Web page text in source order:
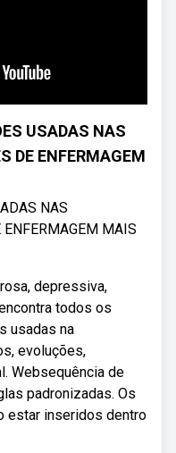
USADAS NAS
DE ENFERMAGEM
NAS
ENFERMAGEM MAIS
depressiva,
todos os
usadas na
evoluções,
Websequência de
padronizadas. Os
estar inseridos dentro